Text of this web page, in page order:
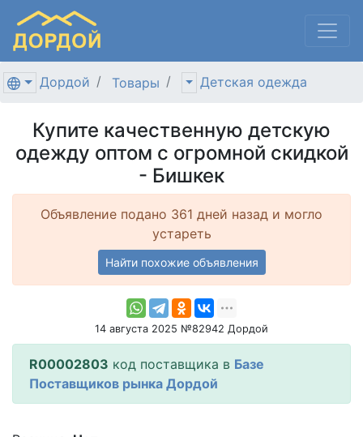
Дордой Товары Детская одежда
Купите качественную детскую
одежду оптом с огромной скидкой
- Бишкек
Объявление подано 361 дней назад и могло
устареть
Найти похожие объявления
14 августа 2025 №82942 Дордой
R00002803 код поставщика в Базе
Поставщиков рынка Дордой